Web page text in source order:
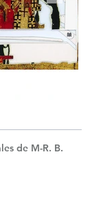
de M-R. B.